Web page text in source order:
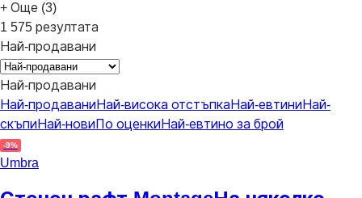
+ Още (3)
1 575 резултата
Най-продавани
Най-продавани
Най-продавани Най-висока отстъпка Най-евтини Най-
скъпи Най-нови По оценки Най-евтино за брой
-9%
Umbra